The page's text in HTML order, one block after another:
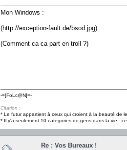
Mon Windows :
(http://exception-fault.de/bsod.jpg)
(Comment ca ca part en troll ?)
-=[FoLc@N]=-
Citation :
* Le futur appartient à ceux qui croient à la beauté de
* Il y'a seulement 10 categories de gens dans la vie :
Re : Vos Bureaux !